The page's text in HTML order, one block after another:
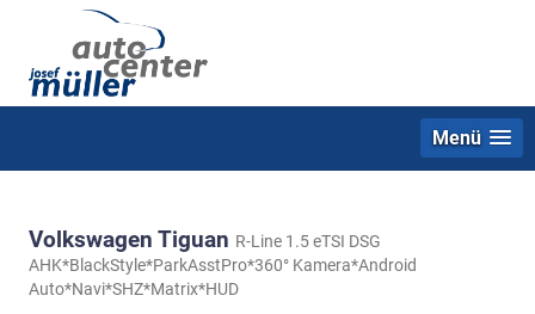
Menü
Volkswagen Tiguan R-Line 1.5 eTSI DSG
AHK*BlackStyle*ParkAsstPro*360° Kamera*Android
Auto*Navi*SHZ*Matrix*HUD